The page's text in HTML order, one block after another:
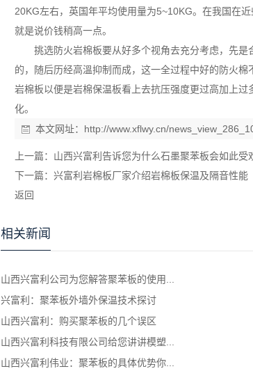
20KG左右，英国年平均使用量为5~10KG。在我国在
就是说价钱稍高一点。
挑选防火岩棉板要从好多个视角去充分考虑，先
的，随后历经高溫抑制而成，这一全过程中好的防火
岩棉板以便是岩棉保温板看上去抗压强度更过高加上
化。
本文网址： http://www.xflwy.cn/
上一篇： 山西兴富利告诉您为什么石墨聚苯板会如此受
下一篇： 兴富利岩棉板厂家介绍岩棉板保温及隔音性能
返回
相关新闻
山西兴富利公司为您解答聚苯板的使用...
兴富利：聚苯板外墙外保温技术探讨
山西兴富利：购买聚苯板的几个误区
山西兴富利科技有限公司给您讲讲模塑...
山西兴富利伟业：聚苯板的具体优势你...